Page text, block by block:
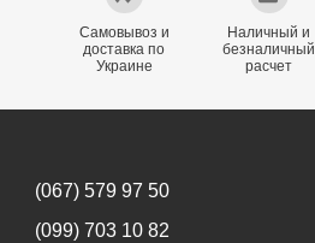
Самовывоз и
доставка по
Украине
Наличный и
безналичный
расчет
(067) 579 97 50
(099) 703 10 82